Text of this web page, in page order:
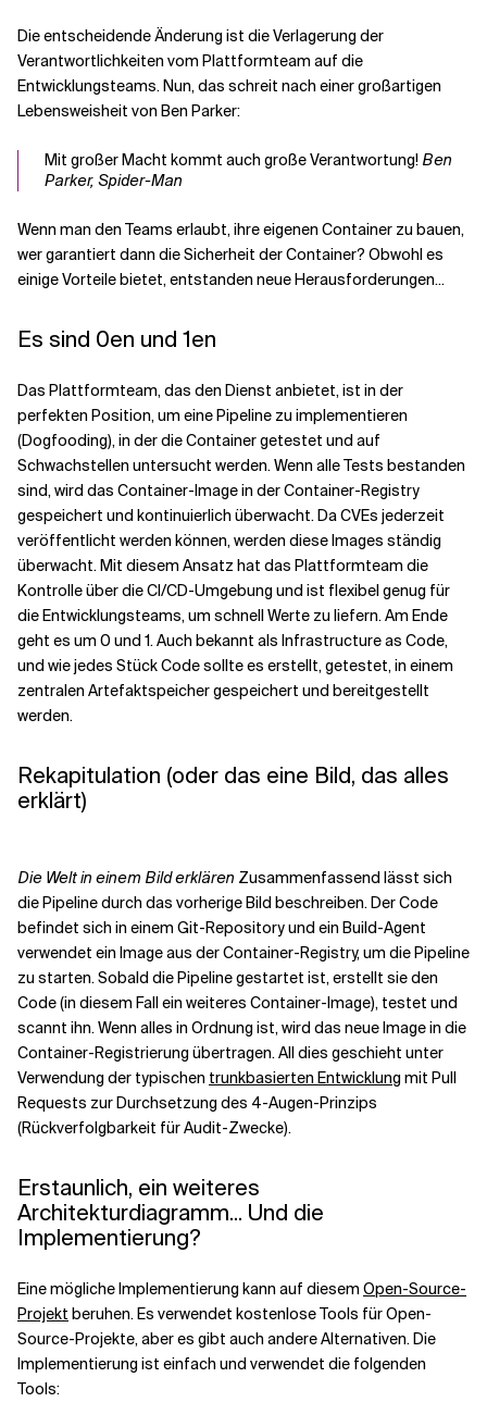
Die entscheidende Änderung ist die Verlagerung der
Verantwortlichkeiten vom Plattformteam auf die
Entwicklungsteams. Nun, das schreit nach einer großartigen
Lebensweisheit von Ben Parker:
Mit großer Macht kommt auch große Verantwortung! Ben
Parker, Spider-Man
Wenn man den Teams erlaubt, ihre eigenen Container zu bauen,
wer garantiert dann die Sicherheit der Container? Obwohl es
einige Vorteile bietet, entstanden neue Herausforderungen...
Es sind 0en und 1en
Das Plattformteam, das den Dienst anbietet, ist in der
perfekten Position, um eine Pipeline zu implementieren
(Dogfooding), in der die Container getestet und auf
Schwachstellen untersucht werden. Wenn alle Tests bestanden
sind, wird das Container-Image in der Container-Registry
gespeichert und kontinuierlich überwacht. Da CVEs jederzeit
veröffentlicht werden können, werden diese Images ständig
überwacht. Mit diesem Ansatz hat das Plattformteam die
Kontrolle über die CI/CD-Umgebung und ist flexibel genug für
die Entwicklungsteams, um schnell Werte zu liefern. Am Ende
geht es um 0 und 1. Auch bekannt als Infrastructure as Code,
und wie jedes Stück Code sollte es erstellt, getestet, in einem
zentralen Artefaktspeicher gespeichert und bereitgestellt
werden.
Rekapitulation (oder das eine Bild, das alles
erklärt)
Die Welt in einem Bild erklären Zusammenfassend lässt sich
die Pipeline durch das vorherige Bild beschreiben. Der Code
befindet sich in einem Git-Repository und ein Build-Agent
verwendet ein Image aus der Container-Registry, um die Pipeline
zu starten. Sobald die Pipeline gestartet ist, erstellt sie den
Code (in diesem Fall ein weiteres Container-Image), testet und
scannt ihn. Wenn alles in Ordnung ist, wird das neue Image in die
Container-Registrierung übertragen. All dies geschieht unter
Verwendung der typischen trunkbasierten Entwicklung mit Pull
Requests zur Durchsetzung des 4-Augen-Prinzips
(Rückverfolgbarkeit für Audit-Zwecke).
Erstaunlich, ein weiteres
Architekturdiagramm... Und die
Implementierung?
Eine mögliche Implementierung kann auf diesem Open-Source-
Projekt beruhen. Es verwendet kostenlose Tools für Open-
Source-Projekte, aber es gibt auch andere Alternativen. Die
Implementierung ist einfach und verwendet die folgenden
Tools: